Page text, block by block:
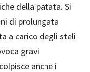
della patata. Si
di prolungata
a carico degli steli
gravi
anche i